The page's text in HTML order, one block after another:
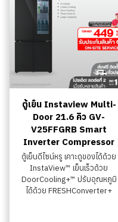
ตู้เย็น Instaview Multi-
Door 21.6 คิว GV-
V25FFGRB Smart
Inverter Compressor
ตู้เย็นดีไซน์หรู เคาะดูของได้ด้วย
InstaView™ เย็นเร็วด้วย
DoorCooling+™ ปรับอุณหภูมิ
ได้ด้วย FRESHConverter+